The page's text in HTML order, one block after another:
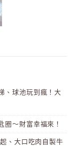
、球池玩到瘋！大
圈～財富幸福來！
、大口吃肉自製牛